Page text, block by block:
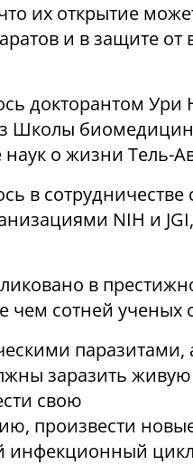
их открытие
и в защите от
докторантом Ури
Школы
о жизни Тель-
в
NIH и
в
сотней ученых
паразитами,
заразить живую
свою
произвести
инфекционный